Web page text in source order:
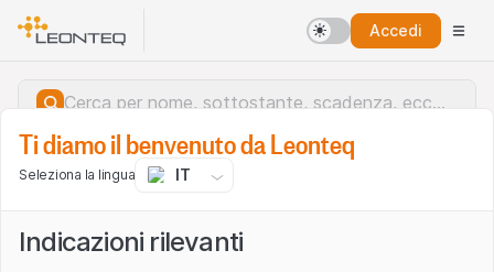
Accedi
Ti diamo il benvenuto da Leonteq
Seleziona la lingua IT
Indicazioni rilevanti